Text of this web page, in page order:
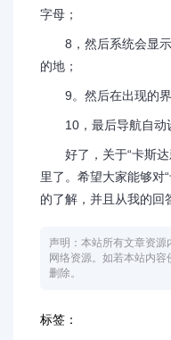
字母；
8，然后系统会显示
的地；
9。然后在出现的界
10，最后导航自动设
好了，关于“卡斯达
里了。希望大家能够对
的了解，并且从我的回
声明：本站所有文章资
网络资源。如若本站内
删除。
标签：